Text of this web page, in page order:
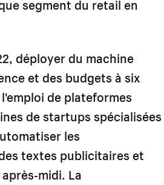
segment du retail en
déployer du machine
et des budgets à six
de plateformes
de startups spécialisées
les
textes publicitaires et
midi. La